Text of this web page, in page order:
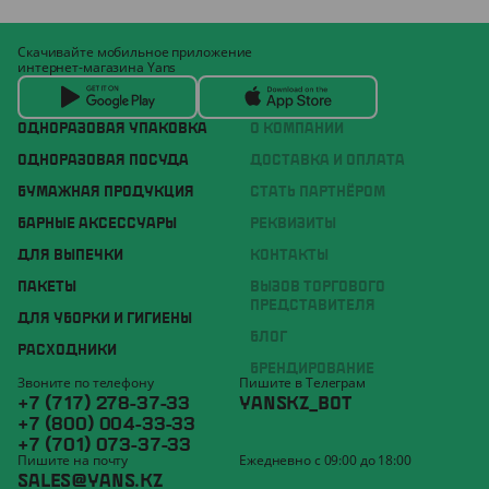
ОДНОРАЗОВАЯ УПАКОВКА
ОДНОРАЗОВАЯ ПОСУДА
БУМАЖНАЯ ПРОДУКЦИЯ
БАРНЫЕ АКСЕССУАРЫ
ДЛЯ ВЫПЕЧКИ
ПАКЕТЫ
ДЛЯ УБОРКИ И ГИГИЕНЫ
РАСХОДНИКИ
О КОМПАНИИ
ДОСТАВКА И ОПЛАТА
СТАТЬ ПАРТНЁРОМ
РЕКВИЗИТЫ
КОНТАКТЫ
ВЫЗОВ ТОРГОВОГО
ПРЕДСТАВИТЕЛЯ
БЛОГ
БРЕНДИРОВАНИЕ
Скачивайте мобильное приложение
интернет-магазина Yans
Звоните по телефону
+7 (717) 278-37-33
+7 (800) 004-33-33
+7 (701) 073-37-33
Пишите в Телеграм
YANSKZ_BOT
Пишите на почту
SALES@YANS.KZ
Ежедневно с 09:00 до 18:00